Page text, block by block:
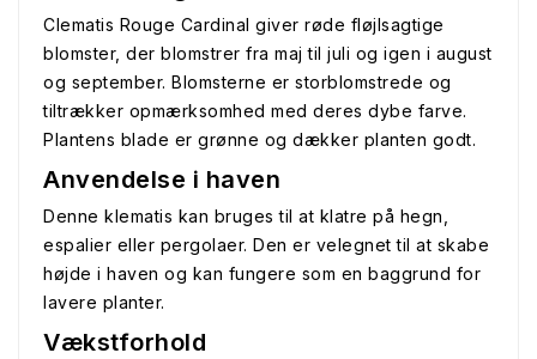
Clematis Rouge Cardinal giver røde fløjlsagtige
blomster, der blomstrer fra maj til juli og igen i august
og september. Blomsterne er storblomstrede og
tiltrækker opmærksomhed med deres dybe farve.
Plantens blade er grønne og dækker planten godt.
Anvendelse i haven
Denne klematis kan bruges til at klatre på hegn,
espalier eller pergolaer. Den er velegnet til at skabe
højde i haven og kan fungere som en baggrund for
lavere planter.
Vækstforhold